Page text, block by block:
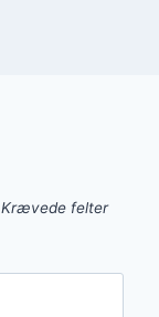
Krævede felter